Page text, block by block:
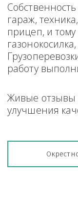
гараж,
прицеп, и
работу
Живые отзывы
улучшения